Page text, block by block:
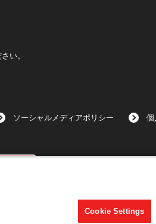
い。
ソーシャルメディアポリシー 個
Cookie Settings